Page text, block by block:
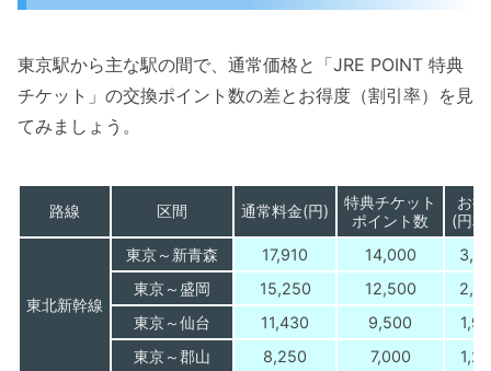
東京駅から主な駅の間で、通常価格と「JRE POINT 特典
チケット」の交換ポイント数の差とお得度（割引率）を見
てみましょう。
路線 区間 通常料金(円)
特典チケット
ポイント数
お
(円
東北新幹線
東京～新青森 17,910 14,000
東京～盛岡
15,250 12,500
東京～仙台
11,430 9,500
東京～郡山
8,250 7,000